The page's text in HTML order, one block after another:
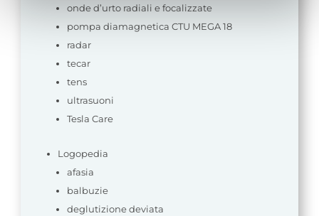
specificato nella cookie policy. Può scegliere se
accettare tutti i cookie, rifiutare tutti i cookies o solo quelli
che desideri attivare.
onde d’urto radiali e focalizzate
pompa diamagnetica CTU MEGA 18
radar
tecar
tens
ultrasuoni
Tesla Care
Logopedia
afasia
balbuzie
deglutizione deviata